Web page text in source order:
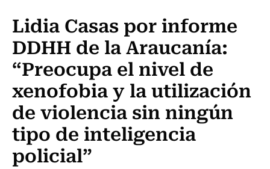
Lidia Casas por informe
DDHH de la Araucanía:
“Preocupa el nivel de
xenofobia y la utilización
de violencia sin ningún
tipo de inteligencia
policial”